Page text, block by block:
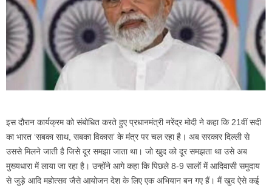
इस दौरान कार्यक्रम को संबोधित करते हुए प्रधानमंत्री नरेंद्र मोदी ने कहा कि 21वीं सदी
का भारत ‘सबका साथ, सबका विकास’ के मंत्र पर चल रहा है। अब सरकार दिल्ली से
उससे मिलने जाती है जिसे दूर समझा जाता था। जो खुद को दूर समझता था उसे अब
मुख्यधारा में लाया जा रहा है। उन्होंने आगे कहा कि पिछले 8-9 सालों में आदिवासी समुदाय
से जुड़े आदि महोत्सव जैसे आयोजन देश के लिए एक अभियान बन गए हैं। मैं खुद ऐसे कई